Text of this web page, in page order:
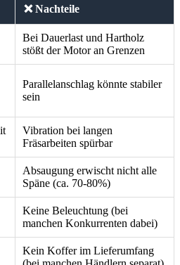
❌ Nachteile
Bei Dauerlast und Hartholz
stößt der Motor an Grenzen
Parallelanschlag könnte stabiler
sein
Vibration bei langen
Fräsarbeiten spürbar
Absaugung erwischt nicht alle
Späne (ca. 70-80%)
Keine Beleuchtung (bei
manchen Konkurrenten dabei)
Kein Koffer im Lieferumfang